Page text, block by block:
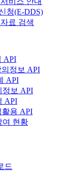
청(E-DDS)
료 검색
API
정보 API
API
정보 API
API
활용 API
여 현황
드